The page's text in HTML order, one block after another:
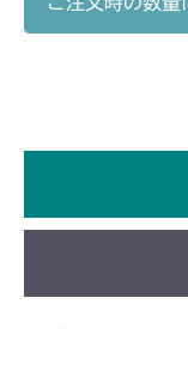
ミ
ミ
ミ
ミ
ミ
ミ